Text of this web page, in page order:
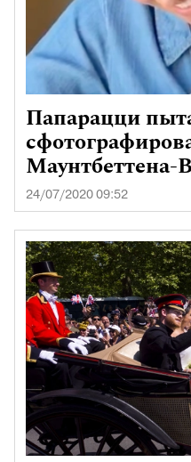
Папарацци
Маунтбеттена-
24/07/2020 09:52